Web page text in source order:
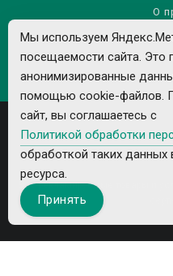
О
Правила
Политика
Все рекламируемые товары и
Мы используем
посещаемости сайта. Это
анонимизированные
помощью cookie-файлов.
сайт, вы соглашаетесь с
Политикой обработки
обработкой таких данных
ресурса.
Принять